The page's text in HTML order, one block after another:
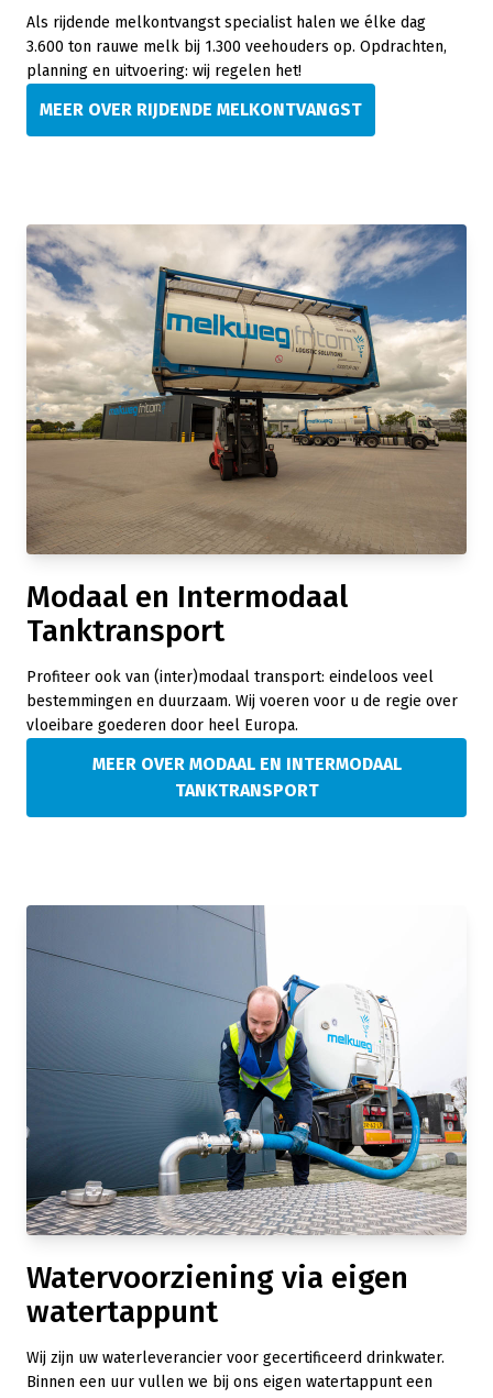
Als rijdende melkontvangst specialist halen we élke dag
3.600 ton rauwe melk bij 1.300 veehouders op. Opdrachten,
planning en uitvoering: wij regelen het!
MEER OVER RIJDENDE MELKONTVANGST
Modaal en Intermodaal
Tanktransport
Profiteer ook van (inter)modaal transport: eindeloos veel
bestemmingen en duurzaam. Wij voeren voor u de regie over
vloeibare goederen door heel Europa.
MEER OVER MODAAL EN INTERMODAAL
TANKTRANSPORT
Watervoorziening via eigen
watertappunt
Wij zijn uw waterleverancier voor gecertificeerd drinkwater.
Binnen een uur vullen we bij ons eigen watertappunt een